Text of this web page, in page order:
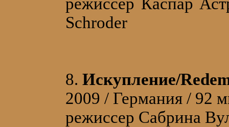
Schroder
8. Искупление/
2009 / Германия / 92
режиссер Сабрина